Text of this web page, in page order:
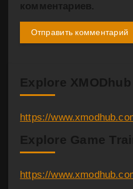
комментариев.
Explore XMODhub
https://
Explore Game
https://